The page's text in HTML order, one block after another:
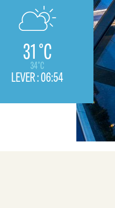
31 °C
34°C
LEVER :06:54